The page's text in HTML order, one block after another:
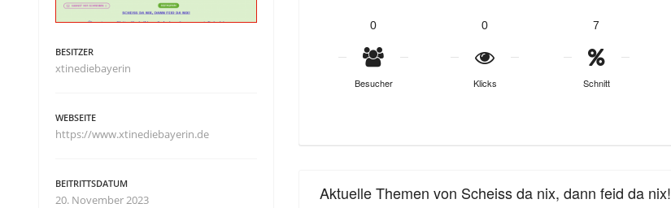
0
Besucher
0
Klicks
7
Schnitt
Aktuelle Themen von Scheiss da nix, dann feid da nix!
BESITZER
xtinediebayerin
WEBSEITE
https://www.xtinediebayerin.de
BEITRITTSDATUM
20. November 2023